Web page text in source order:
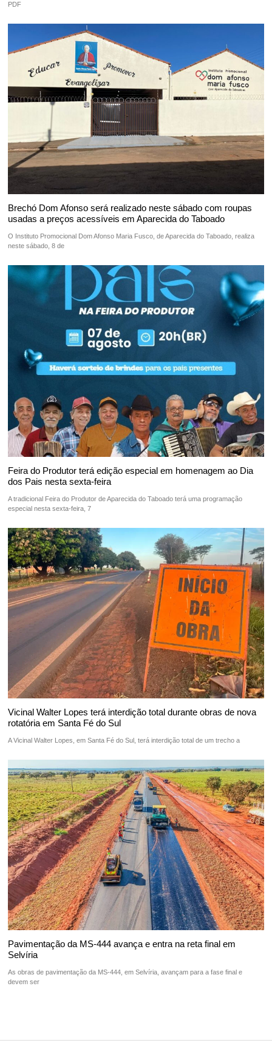
PDF
Brechó Dom Afonso será realizado neste sábado com roupas
usadas a preços acessíveis em Aparecida do Taboado
O Instituto Promocional Dom Afonso Maria Fusco, de Aparecida do Taboado, realiza
neste sábado, 8 de
Feira do Produtor terá edição especial em homenagem ao Dia
dos Pais nesta sexta-feira
A tradicional Feira do Produtor de Aparecida do Taboado terá uma programação
especial nesta sexta-feira, 7
Vicinal Walter Lopes terá interdição total durante obras de nova
rotatória em Santa Fé do Sul
A Vicinal Walter Lopes, em Santa Fé do Sul, terá interdição total de um trecho a
Pavimentação da MS-444 avança e entra na reta final em
Selvíria
As obras de pavimentação da MS-444, em Selvíria, avançam para a fase final e
devem ser